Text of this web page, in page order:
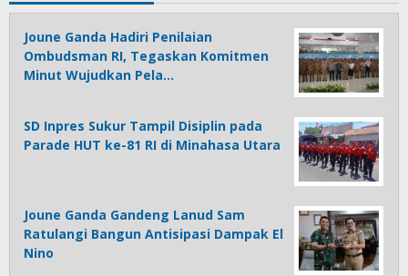
Joune Ganda Hadiri Penilaian
Ombudsman RI, Tegaskan Komitmen
Minut Wujudkan Pela…
SD Inpres Sukur Tampil Disiplin pada
Parade HUT ke-81 RI di Minahasa Utara
Joune Ganda Gandeng Lanud Sam
Ratulangi Bangun Antisipasi Dampak El
Nino